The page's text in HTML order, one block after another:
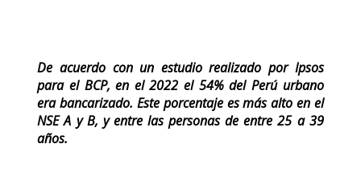
De acuerdo con un estudio realizado por Ipsos
para el BCP, en el 2022 el 54% del Perú urbano
era bancarizado. Este porcentaje es más alto en el
NSE A y B, y entre las personas de entre 25 a 39
años.